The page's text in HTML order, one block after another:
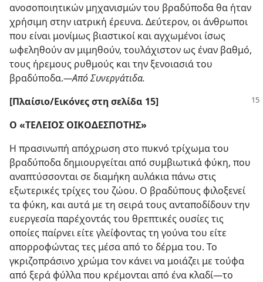
ανοσοποιητικών μηχανισμών του βραδύποδα θα ήταν
χρήσιμη στην ιατρική έρευνα. Δεύτερον, οι άνθρωποι
που είναι μονίμως βιαστικοί και αγχωμένοι ίσως
ωφεληθούν αν μιμηθούν, τουλάχιστον ως έναν βαθμό,
τους ήρεμους ρυθμούς και την ξενοιασιά του
βραδύποδα.​—Από Συνεργάτιδα.
[Πλαίσιο/​Εικόνες στη σελίδα 15]
Ο «ΤΕΛΕΙΟΣ ΟΙΚΟΔΕΣΠΟΤΗΣ»
Η πρασινωπή απόχρωση στο πυκνό τρίχωμα του
βραδύποδα δημιουργείται από συμβιωτικά φύκη, που
αναπτύσσονται σε διαμήκη αυλάκια πάνω στις
εξωτερικές τρίχες του ζώου. Ο βραδύπους φιλοξενεί
τα φύκη, και αυτά με τη σειρά τους ανταποδίδουν την
ευεργεσία παρέχοντάς του θρεπτικές ουσίες τις
οποίες παίρνει είτε γλείφοντας τη γούνα του είτε
απορροφώντας τες μέσα από το δέρμα του. Το
γκριζοπράσινο χρώμα τον κάνει να μοιάζει με τούφα
από ξερά φύλλα που κρέμονται από ένα κλαδί​—το